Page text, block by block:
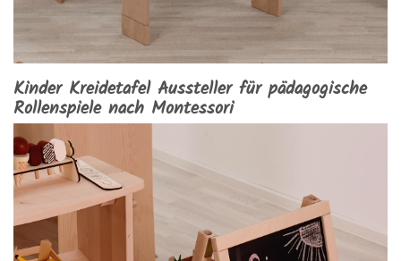
Kinder Kreidetafel Aussteller für pädagogische
Rollenspiele nach Montessori